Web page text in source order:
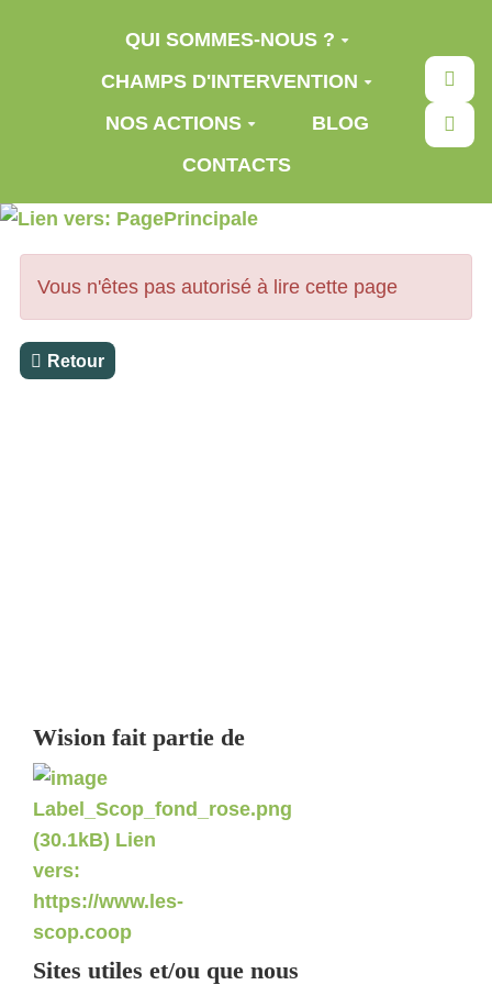
QUI SOMMES-NOUS ?
CHAMPS D'INTERVENTION
NOS ACTIONS
BLOG
CONTACTS
Vous n'êtes pas autorisé à lire cette page
Retour
Wision fait partie de
Sites utiles et/ou que nous